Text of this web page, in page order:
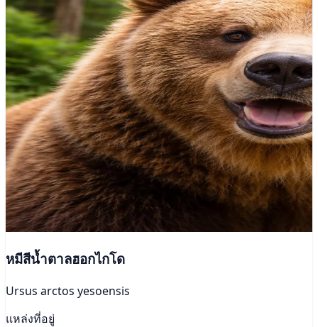
หมีสีน้ำตาลฮอกไกโด
Ursus arctos yesoensis
แหล่งที่อยู่